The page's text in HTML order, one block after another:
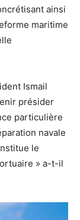
ainsi
maritime
Ismail
présider
particulière
navale
le
» a-t-il